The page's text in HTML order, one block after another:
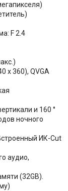
F 2.4
х 360), QVGA
и 160 °
ночного
ИК-Cut
аудио,
(32GB).